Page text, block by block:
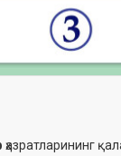
ҳазратларининг